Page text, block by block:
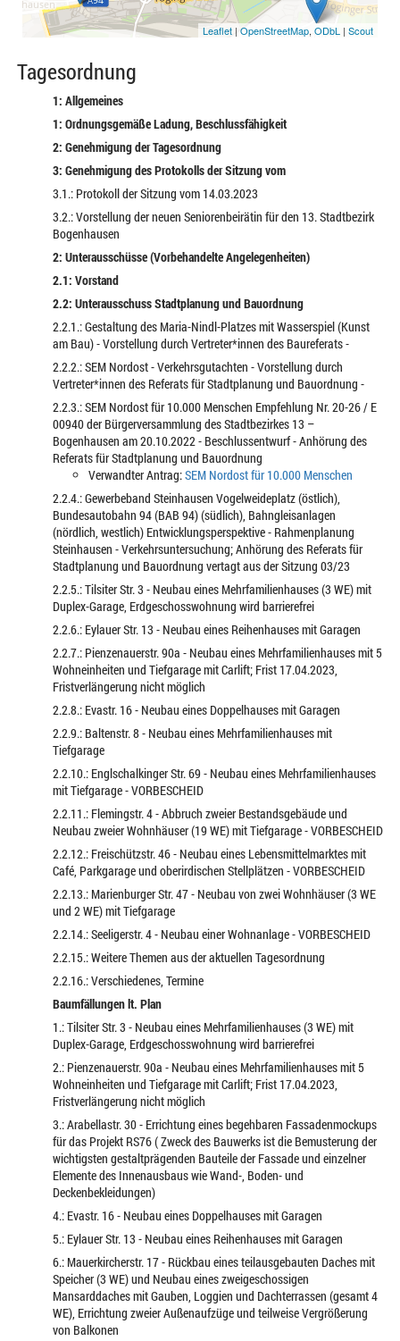
Leaflet | OpenStreetMap, ODbL | Scout
Tagesordnung
1: Allgemeines
1: Ordnungsgemäße Ladung, Beschlussfähigkeit
2: Genehmigung der Tagesordnung
3: Genehmigung des Protokolls der Sitzung vom
3.1.: Protokoll der Sitzung vom 14.03.2023
3.2.: Vorstellung der neuen Seniorenbeirätin für den 13. Stadtbezirk
Bogenhausen
2: Unterausschüsse (Vorbehandelte Angelegenheiten)
2.1: Vorstand
2.2: Unterausschuss Stadtplanung und Bauordnung
2.2.1.: Gestaltung des Maria-Nindl-Platzes mit Wasserspiel (Kunst
am Bau) - Vorstellung durch Vertreter*innen des Baureferats -
2.2.2.: SEM Nordost - Verkehrsgutachten - Vorstellung durch
Vertreter*innen des Referats für Stadtplanung und Bauordnung -
2.2.3.: SEM Nordost für 10.000 Menschen Empfehlung Nr. 20-26 / E
00940 der Bürgerversammlung des Stadtbezirkes 13 –
Bogenhausen am 20.10.2022 - Beschlussentwurf - Anhörung des
Referats für Stadtplanung und Bauordnung
Verwandter Antrag:SEM Nordost für 10.000 Menschen
2.2.4.: Gewerbeband Steinhausen Vogelweideplatz (östlich),
Bundesautobahn 94 (BAB 94) (südlich), Bahngleisanlagen
(nördlich, westlich) Entwicklungsperspektive - Rahmenplanung
Steinhausen - Verkehrsuntersuchung; Anhörung des Referats für
Stadtplanung und Bauordnung vertagt aus der Sitzung 03/23
2.2.5.: Tilsiter Str. 3 - Neubau eines Mehrfamilienhauses (3 WE) mit
Duplex-Garage, Erdgeschosswohnung wird barrierefrei
2.2.6.: Eylauer Str. 13 - Neubau eines Reihenhauses mit Garagen
2.2.7.: Pienzenauerstr. 90a - Neubau eines Mehrfamilienhauses mit 5
Wohneinheiten und Tiefgarage mit Carlift; Frist 17.04.2023,
Fristverlängerung nicht möglich
2.2.8.: Evastr. 16 - Neubau eines Doppelhauses mit Garagen
2.2.9.: Baltenstr. 8 - Neubau eines Mehrfamilienhauses mit
Tiefgarage
2.2.10.: Englschalkinger Str. 69 - Neubau eines Mehrfamilienhauses
mit Tiefgarage - VORBESCHEID
2.2.11.: Flemingstr. 4 - Abbruch zweier Bestandsgebäude und
Neubau zweier Wohnhäuser (19 WE) mit Tiefgarage - VORBESCHEID
2.2.12.: Freischützstr. 46 - Neubau eines Lebensmittelmarktes mit
Café, Parkgarage und oberirdischen Stellplätzen - VORBESCHEID
2.2.13.: Marienburger Str. 47 - Neubau von zwei Wohnhäuser (3 WE
und 2 WE) mit Tiefgarage
2.2.14.: Seeligerstr. 4 - Neubau einer Wohnanlage - VORBESCHEID
2.2.15.: Weitere Themen aus der aktuellen Tagesordnung
2.2.16.: Verschiedenes, Termine
Baumfällungen lt. Plan
1.: Tilsiter Str. 3 - Neubau eines Mehrfamilienhauses (3 WE) mit
Duplex-Garage, Erdgeschosswohnung wird barrierefrei
2.: Pienzenauerstr. 90a - Neubau eines Mehrfamilienhauses mit 5
Wohneinheiten und Tiefgarage mit Carlift; Frist 17.04.2023,
Fristverlängerung nicht möglich
3.: Arabellastr. 30 - Errichtung eines begehbaren Fassadenmockups
für das Projekt RS76 ( Zweck des Bauwerks ist die Bemusterung der
wichtigsten gestaltprägenden Bauteile der Fassade und einzelner
Elemente des Innenausbaus wie Wand-, Boden- und
Deckenbekleidungen)
4.: Evastr. 16 - Neubau eines Doppelhauses mit Garagen
5.: Eylauer Str. 13 - Neubau eines Reihenhauses mit Garagen
6.: Mauerkircherstr. 17 - Rückbau eines teilausgebauten Daches mit
Speicher (3 WE) und Neubau eines zweigeschossigen
Mansarddaches mit Gauben, Loggien und Dachterrassen (gesamt 4
WE), Errichtung zweier Außenaufzüge und teilweise Vergrößerung
von Balkonen